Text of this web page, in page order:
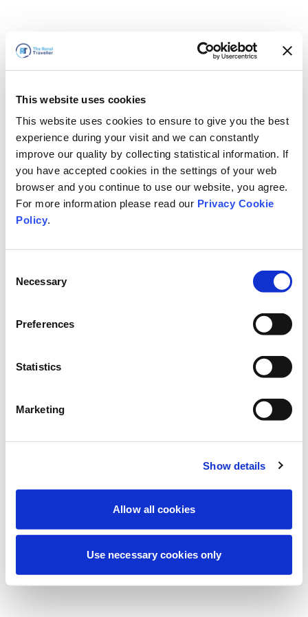
This website uses cookies
This website uses cookies to ensure to give you the best
experience during your visit and we can constantly
improve our quality by collecting statistical information. If
you have accepted cookies in the settings of your web
browser and you continue to use our website, you agree.
For more information please read our Privacy Cookie
Policy.
Selection
Necessary
Preferences
Statistics
Marketing
Show details
Allow all cookies
Use necessary cookies only
Deneyiminizi iyileştirmek için şu anda
planlanmış bakım yapıyoruz. Merak
etmeyin, kısa süre içinde tekrar çevrimiçi